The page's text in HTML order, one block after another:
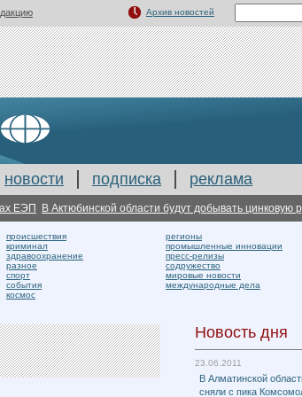
Архив новостей
новости подписка реклама
В Актюбинской области будут добывать цинковую руду
происшествия
криминал
здравоохранение
разное
спорт
события
космос
регионы
промышленные инновации
пресс-релизы
содружество
мировые новости
международные дела
Новость дня
23.06.2011
В Алматинской
сняли с пика